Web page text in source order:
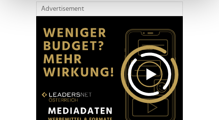
Erfahren Sie mehr darüber, wie Ihre persönlichen Daten
Abschnitt Einzelheitenfest.
Wir verwenden Cookies, um Inhalte und Anzeigen zu
personalisieren, Funktionen für soziale Medien anbieten
zu können und die Zugriffe auf unsere Website zu
analysieren. Außerdem geben wir Informationen zu Ihrer
Verwendung unserer Website an unsere Partner für
soziale Medien, Werbung und Analysen weiter. Unsere
Advertisement